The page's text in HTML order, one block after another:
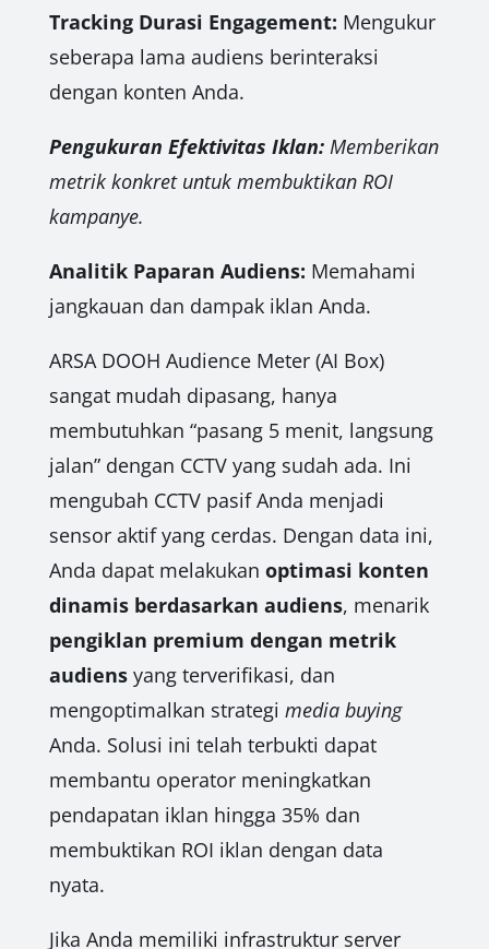
Tracking Durasi Engagement: Mengukur
seberapa lama audiens berinteraksi
dengan konten Anda.
Pengukuran Efektivitas Iklan:Memberikan
metrik konkret untuk membuktikan ROI
kampanye.
Analitik Paparan Audiens: Memahami
jangkauan dan dampak iklan Anda.
ARSA DOOH Audience Meter (AI Box)
sangat mudah dipasang, hanya
membutuhkan “pasang 5 menit, langsung
jalan” dengan CCTV yang sudah ada. Ini
mengubah CCTV pasif Anda menjadi
sensor aktif yang cerdas. Dengan data ini,
Anda dapat melakukan optimasi konten
dinamis berdasarkan audiens, menarik
pengiklan premium dengan metrik
audiensyang terverifikasi, dan
mengoptimalkan strategi media buying
Anda. Solusi ini telah terbukti dapat
membantu operator meningkatkan
pendapatan iklan hingga 35% dan
membuktikan ROI iklan dengan data
nyata.
Jika Anda memiliki infrastruktur server